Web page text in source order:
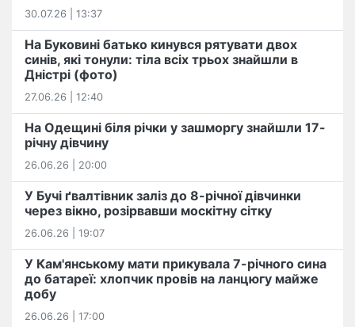
30.07.26 | 13:37
На Буковині батько кинувся рятувати двох
синів, які тонули: тіла всіх трьох знайшли в
Дністрі (фото)
27.06.26 | 12:40
На Одещині біля річки у зашморгу знайшли 17-
річну дівчину
26.06.26 | 20:00
У Бучі ґвалтівник заліз до 8-річної дівчинки
через вікно, розірвавши москітну сітку
26.06.26 | 19:07
У Кам'янському мати прикувала 7-річного сина
до батареї: хлопчик провів на ланцюгу майже
добу
26.06.26 | 17:00